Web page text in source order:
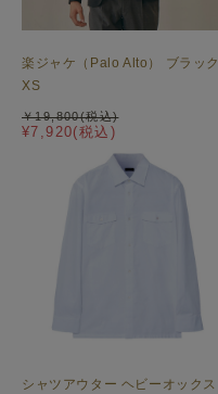
楽ジャケ（Palo Alto） ブラック
XS
¥7,920(税込)
￥19,800(税込)
シャツアウター ヘビーオックス